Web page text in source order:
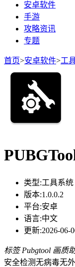
安卓软件
手游
攻略资讯
专题
首页>安卓软件>工
类型:工具系统
版本:1.0.0.2
平台:安卓
语言:中文
更新:2026-06-
标签 Pubgtool 画质
安全检测无病毒无